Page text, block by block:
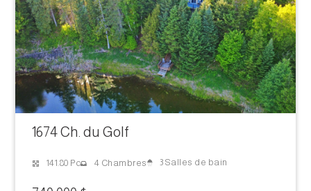
1674 Ch. du Golf
141.80 Pc 4 Chambres 3 Salles de bain